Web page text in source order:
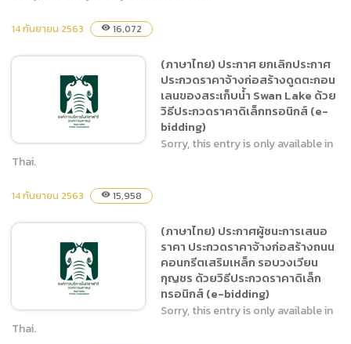
(ภาษาไทย) ประกาศ ยกเลิก
ประกาศ จ้างออกแบบและ
ประเมินราคา (แผนงาน
ปรับปรุงต่อเติมอาคาร อาคาร
ลานนาสิ่งอำนวยความสะดวก
วงเงินประมาณการ
20,000,000 บาท เพื่อใช้ใน
การปรับปรุงพื้นที่
ปีงบประมาณ 2564) โดยวิธี
14 กันยายน 2563 visibility 16,072
(ภาษาไทย) ประกาศ ยกเลิก
สระเก็บน้ำ Swan Lake ด้วย
วิธีประกวดราคาดิเล็กทรอนิ
กส์ (e-bidding)
(ภาษาไทย) ประกาศ ยกเลิกประกาศ
ประกวดราคาจ้างก่อสร้างดูดตะกอน
เลนของสระเก็บน้ำ Swan Lake ด้วย
วิธีประกวดราคาดิเล็กทรอนิกส์ (e-
bidding)
Sorry, this entry is only available in
Thai.
14 กันยายน 2563 visibility 15,958
(ภาษาไทย) ประกาศผู้ชนะการเสนอ
ราคา ประกวดราคาจ้างก่อสร้างถนน
คอนกรีตเสริมเหล็ก รอบวงเวียน
กุญชร ด้วยวิธีประกวดราคาดิเล็ก
ทรอนิกส์ (e-bidding)
Sorry, this entry is only available in
Thai.